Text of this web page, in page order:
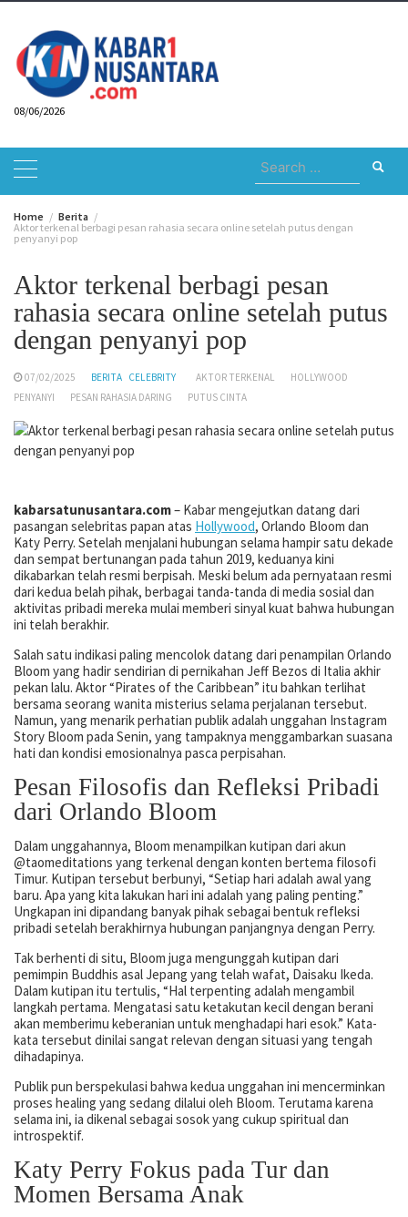
content
08/06/2026
Search
for:
Home
Berita
Aktor terkenal berbagi pesan rahasia secara online setelah putus dengan
penyanyi pop
Aktor terkenal berbagi pesan
rahasia secara online setelah putus
dengan penyanyi pop
07/02/2025 BERITA CELEBRITY AKTOR TERKENAL
HOLLYWOOD
PENYANYI
PESAN RAHASIA DARING PUTUS CINTA
kabarsatunusantara.com– Kabar mengejutkan datang dari
pasangan selebritas papan atas Hollywood, Orlando Bloom dan
Katy Perry. Setelah menjalani hubungan selama hampir satu dekade
dan sempat bertunangan pada tahun 2019, keduanya kini
dikabarkan telah resmi berpisah. Meski belum ada pernyataan resmi
dari kedua belah pihak, berbagai tanda-tanda di media sosial dan
aktivitas pribadi mereka mulai memberi sinyal kuat bahwa hubungan
ini telah berakhir.
Salah satu indikasi paling mencolok datang dari penampilan Orlando
Bloom yang hadir sendirian di pernikahan Jeff Bezos di Italia akhir
pekan lalu. Aktor “Pirates of the Caribbean” itu bahkan terlihat
bersama seorang wanita misterius selama perjalanan tersebut.
Namun, yang menarik perhatian publik adalah unggahan Instagram
Story Bloom pada Senin, yang tampaknya menggambarkan suasana
hati dan kondisi emosionalnya pasca perpisahan.
Pesan Filosofis dan Refleksi Pribadi
dari Orlando Bloom
Dalam unggahannya, Bloom menampilkan kutipan dari akun
@taomeditations yang terkenal dengan konten bertema filosofi
Timur. Kutipan tersebut berbunyi, “Setiap hari adalah awal yang
baru. Apa yang kita lakukan hari ini adalah yang paling penting.”
Ungkapan ini dipandang banyak pihak sebagai bentuk refleksi
pribadi setelah berakhirnya hubungan panjangnya dengan Perry.
Tak berhenti di situ, Bloom juga mengunggah kutipan dari
pemimpin Buddhis asal Jepang yang telah wafat, Daisaku Ikeda.
Dalam kutipan itu tertulis, “Hal terpenting adalah mengambil
langkah pertama. Mengatasi satu ketakutan kecil dengan berani
akan memberimu keberanian untuk menghadapi hari esok.” Kata-
kata tersebut dinilai sangat relevan dengan situasi yang tengah
dihadapinya.
Publik pun berspekulasi bahwa kedua unggahan ini mencerminkan
proses healing yang sedang dilalui oleh Bloom. Terutama karena
selama ini, ia dikenal sebagai sosok yang cukup spiritual dan
introspektif.
Katy Perry Fokus pada Tur dan
Momen Bersama Anak